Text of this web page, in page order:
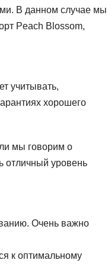
В данном случае мы
Peach Blossom,
учитывать,
хорошего
мы говорим о
отличный уровень
Очень важно
к оптимальному